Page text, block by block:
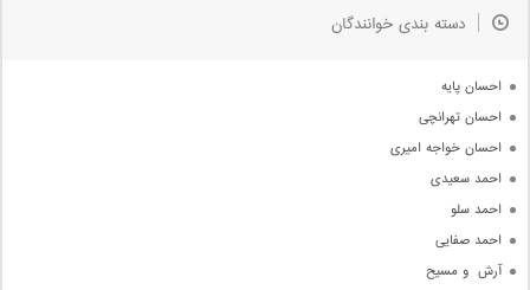
جدیدترین ها
دسته بندی خوانندگان
احسان پایه
احسان تهرانچی
احسان خواجه امیری
احمد سعیدی
احمد سلو
احمد صفایی
آرش  و مسیح